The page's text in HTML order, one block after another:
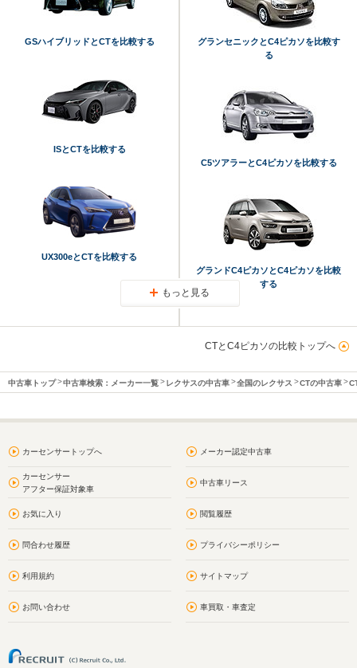
GSハイブリッドとCTを比較する
ISとCTを比較する
UX300eとCTを比較する
グランセニックとC4ピカソを比較す
る
C5ツアラーとC4ピカソを比較する
グランドC4ピカソとC4ピカソを比較
する
もっと見る
CTとC4ピカソの比較トップへ
中古車トップ 中古車検索：メーカー一覧 レクサスの中古車 全国のレクサス CTの中古車
カーセンサートップへ メーカー認定中古車
カーセンサー
アフター保証対象車
中古車リース
お気に入り 閲覧履歴
問合わせ履歴 プライバシーポリシー
利用規約 サイトマップ
お問い合わせ 車買取・車査定